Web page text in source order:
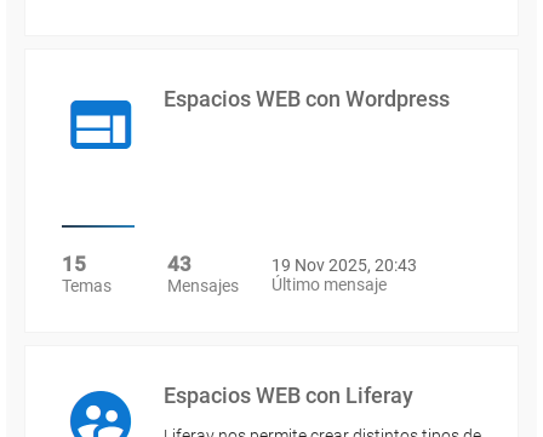
Espacios WEB con Wordpress
15
Temas
43
Mensajes
19 Nov 2025, 20:43
Último mensaje
Espacios WEB con Liferay